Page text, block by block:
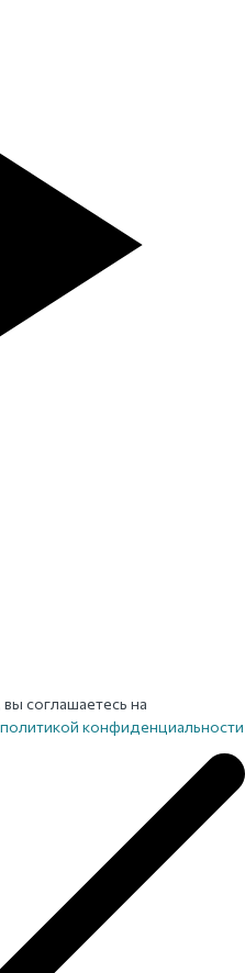
соглашаетесь на
политикой конфиденциальности